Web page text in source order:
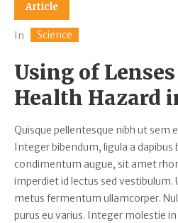
Article
In Science
Using of
Health Hazard
Quisque pellentesque nibh ut sem
Integer bibendum, ligula a dapibus
condimentum augue, sit amet
imperdiet id lectus sed
metus fermentum ullamcorper.
purus eu varius. Integer molestie